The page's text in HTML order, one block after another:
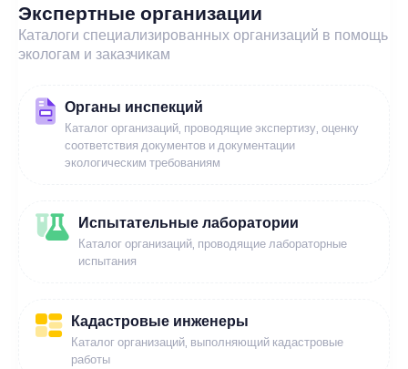
Экспертные организации
Каталоги специализированных организаций в помощь
экологам и заказчикам
Органы инспекций
Каталог организаций, проводящие экспертизу, оценку
соответствия документов и документации
экологическим требованиям
Испытательные лаборатории
Каталог организаций, проводящие лабораторные
испытания
Кадастровые инженеры
Каталог организаций, выполняющий кадастровые
работы